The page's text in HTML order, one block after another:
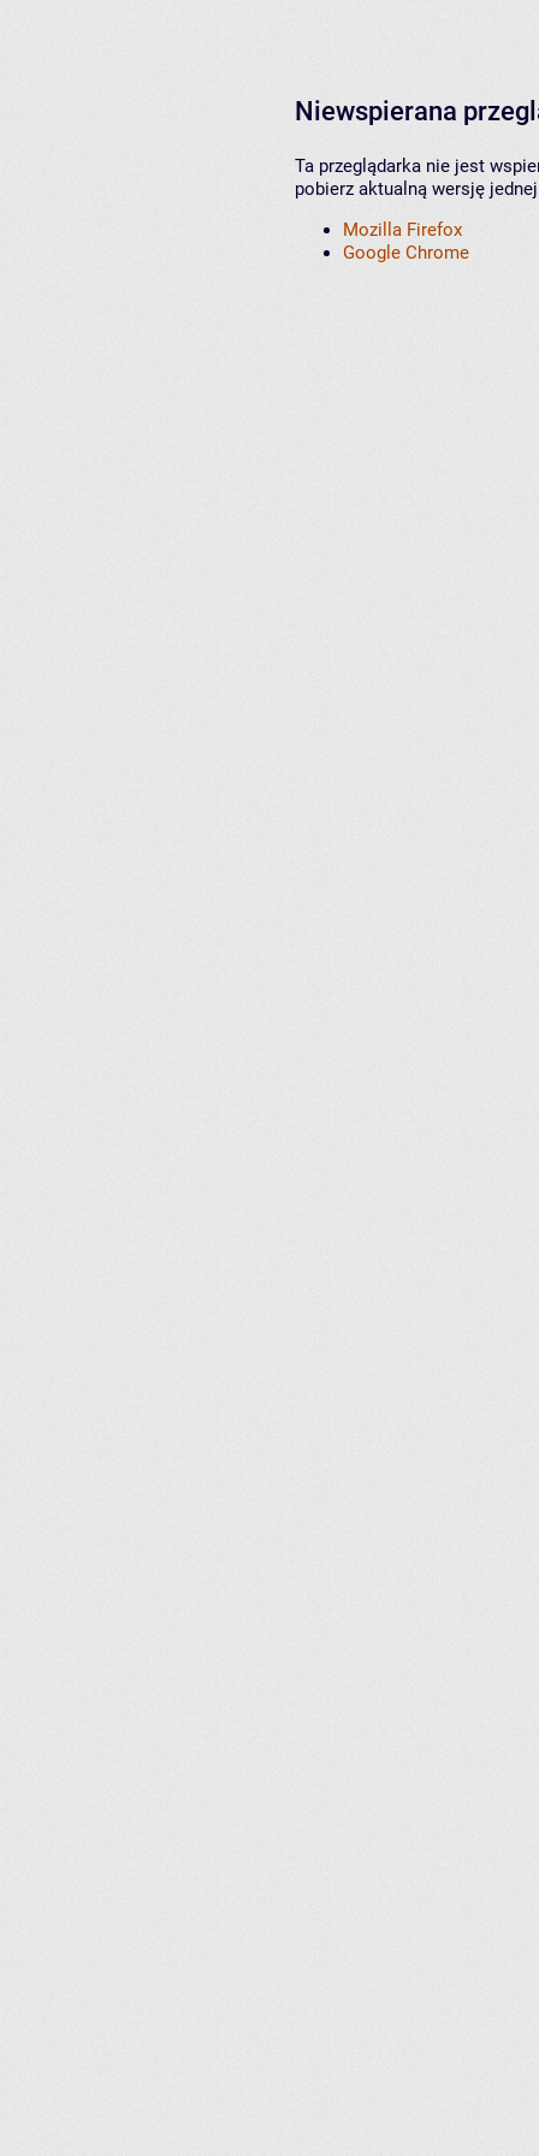
Niewspierana
Ta przeglądarka nie jest
pobierz aktualną wersję
Mozilla Firefox
Google Chrome